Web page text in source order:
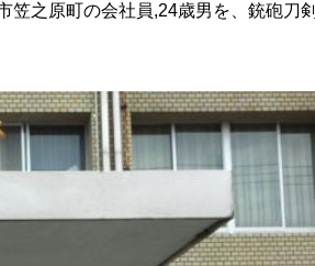
笠之原町の会社員,24歳男を、銃砲刀剣